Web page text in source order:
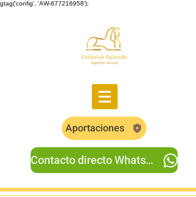
gtag('config', 'AW-677216958');
Aportaciones
Contacto directo Whatsapp